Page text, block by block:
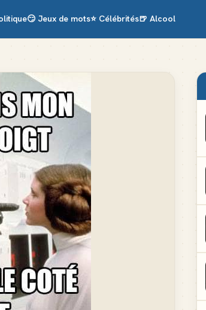
😏 Jeux de mots⭐ Célébrités🍺 Alcool